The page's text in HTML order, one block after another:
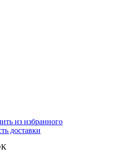
из избранного
доставки